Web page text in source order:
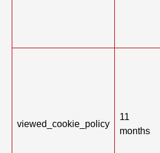
viewed_cookie_policy
11
months